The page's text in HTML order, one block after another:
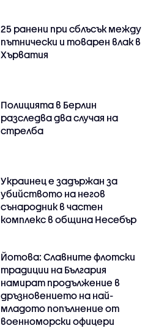
25 ранени при сблъсък между
пътнически и товарен влак в
Хърватия
Полицията в Берлин
разследва два случая на
стрелба
Украинец е задържан за
убийството на негов
сънародник в частен
комплекс в община Несебър
Йотова: Славните флотски
традиции на България
намират продължение в
дръзновението на най-
младото попълнение от
военноморски офицери